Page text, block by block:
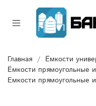
Главная
Ёмкости
Ёмкости прямоугольные
Емкости прямоугольные